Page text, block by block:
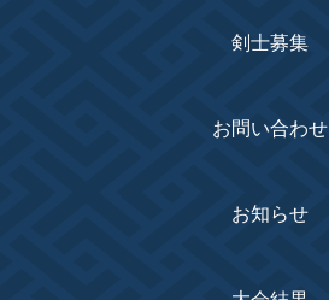
剣士募集
お問い合わせ
お知らせ